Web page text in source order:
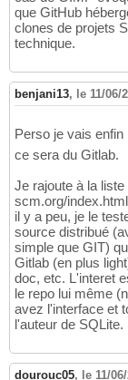
que GitHub
clones de projets
technique.
benjani13, le 11/06/
Perso je vais enfin
ce sera du Gitlab.
Je rajoute à la
scm.org/
il y a peu, je le
source distribué
simple que GIT)
Gitlab (en plus
doc, etc. L'interet
le repo lui même
avez l'interface et
l'auteur de SQLite.
dourouc05, le 11/